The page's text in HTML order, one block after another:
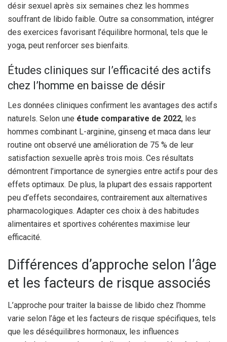
désir sexuel après six semaines chez les hommes
souffrant de libido faible. Outre sa consommation, intégrer
des exercices favorisant l’équilibre hormonal, tels que le
yoga, peut renforcer ses bienfaits.
Études cliniques sur l’efficacité des actifs
chez l’homme en baisse de désir
Les données cliniques confirment les avantages des actifs
naturels. Selon une étude comparative de 2022, les
hommes combinant L-arginine, ginseng et maca dans leur
routine ont observé une amélioration de 75 % de leur
satisfaction sexuelle après trois mois. Ces résultats
démontrent l’importance de synergies entre actifs pour des
effets optimaux. De plus, la plupart des essais rapportent
peu d’effets secondaires, contrairement aux alternatives
pharmacologiques. Adapter ces choix à des habitudes
alimentaires et sportives cohérentes maximise leur
efficacité.
Différences d’approche selon l’âge
et les facteurs de risque associés
L’approche pour traiter la baisse de libido chez l’homme
varie selon l’âge et les facteurs de risque spécifiques, tels
que les déséquilibres hormonaux, les influences